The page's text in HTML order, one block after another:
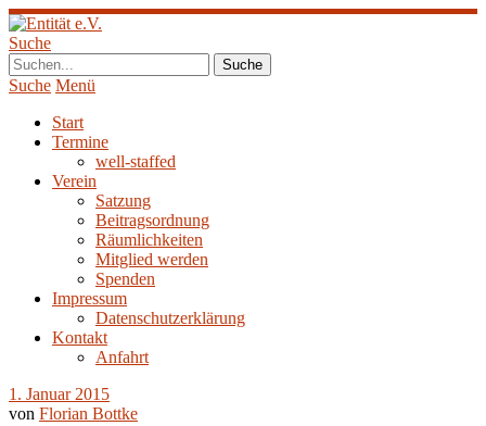
Suche
Suche Menü
Start
Termine
well-staffed
Verein
Satzung
Beitragsordnung
Räumlichkeiten
Mitglied werden
Spenden
Impressum
Datenschutzerklärung
Kontakt
Anfahrt
1. Januar 2015
von Florian Bottke